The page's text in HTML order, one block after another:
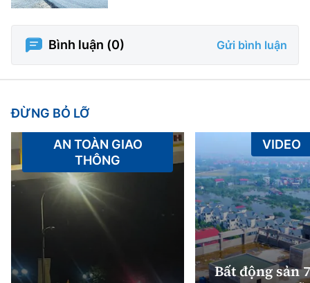
Bình luận (0) Gửi bình luận
ĐỪNG BỎ LỠ
AN TOÀN GIAO
THÔNG
Bất động sản
VIDEO